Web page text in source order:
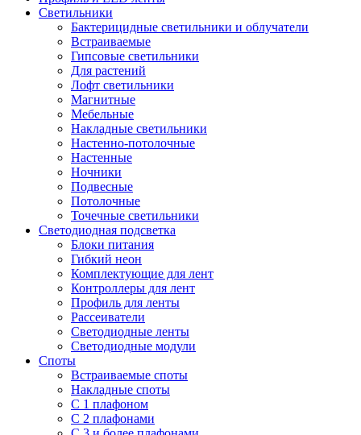
Светильники
Бактерицидные светильники и облучатели
Встраиваемые
Гипсовые светильники
Для растений
Лофт светильники
Магнитные
Мебельные
Накладные светильники
Настенно-потолочные
Настенные
Ночники
Подвесные
Потолочные
Точечные светильники
Светодиодная подсветка
Блоки питания
Гибкий неон
Комплектующие для лент
Контроллеры для лент
Профиль для ленты
Рассеиватели
Светодиодные ленты
Светодиодные модули
Споты
Встраиваемые споты
Накладные споты
С 1 плафоном
С 2 плафонами